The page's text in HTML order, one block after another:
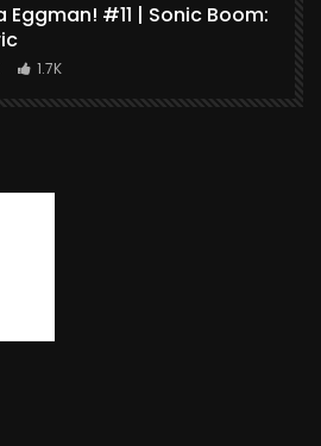
#11 | Sonic Boom:
1.7K